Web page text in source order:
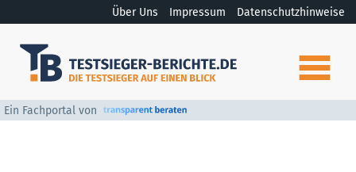
Über Uns Impressum Datenschutzhinweise
Ein Fachportal von